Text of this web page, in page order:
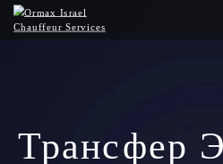
Трансфер